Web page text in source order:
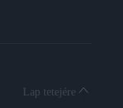
Lap tetejére